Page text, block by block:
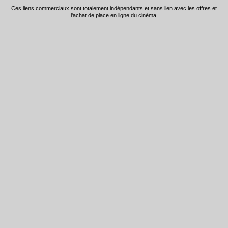
Ces liens commerciaux sont totalement indépendants et sans lien avec les offres et
l'achat de place en ligne du cinéma.